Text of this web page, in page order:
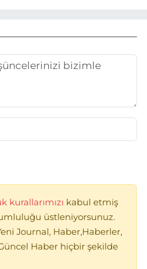
kurallarımızı kabul etmiş
üstleniyorsunuz.
Journal, Haber,Haberler,
Haber hiçbir şekilde